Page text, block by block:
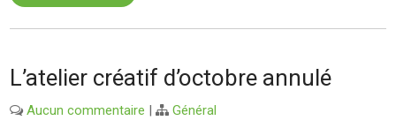
L’atelier créatif d’octobre annulé
Aucun commentaire |
Général